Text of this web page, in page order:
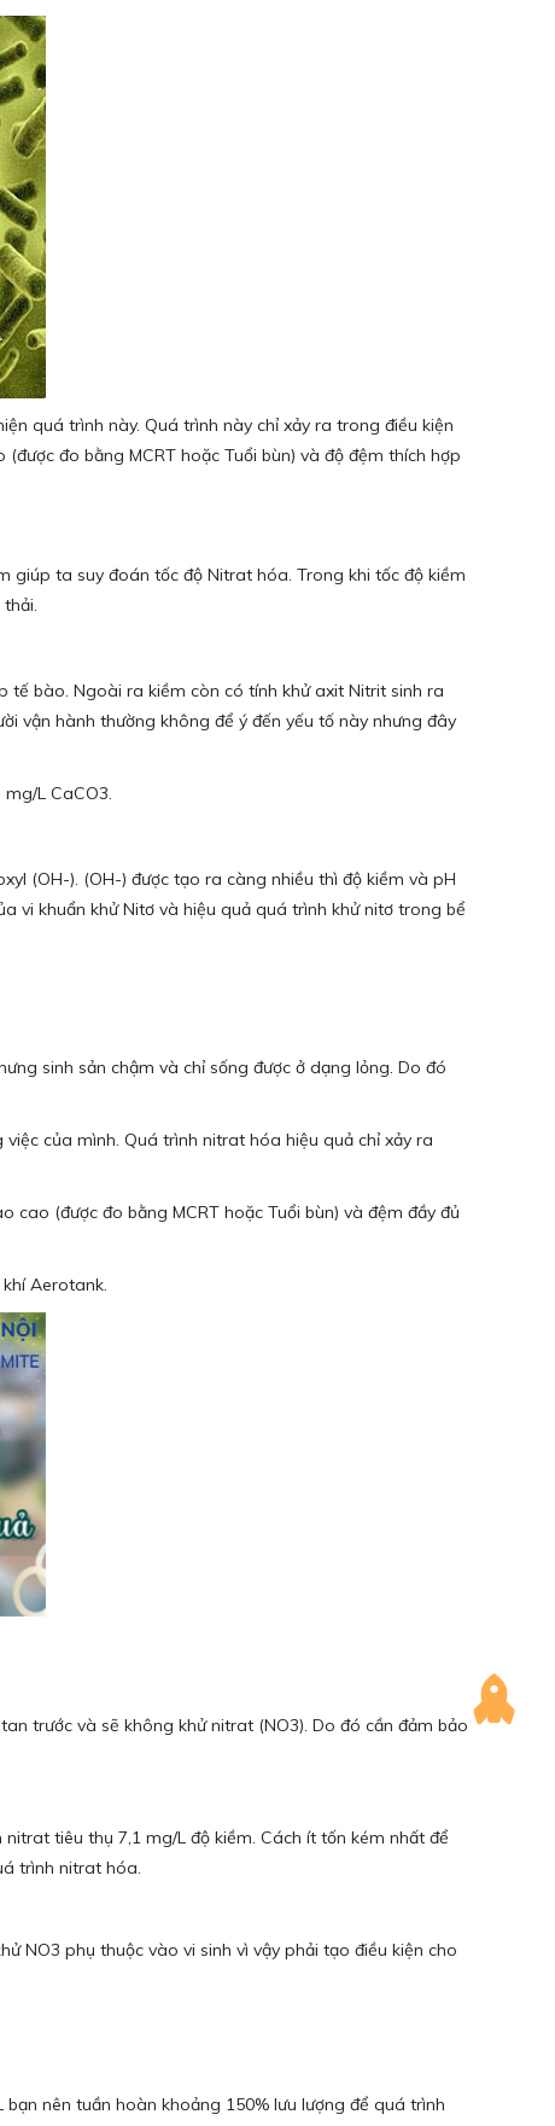
quá trình này. Quá trình này chỉ xảy ra trong điều kiện
đo bằng MCRT hoặc Tuổi bùn) và độ đệm thích hợp
giúp ta suy đoán tốc độ Nitrat hóa. Trong khi tốc độ kiềm
bào. Ngoài ra kiềm còn có tính khử axit Nitrit sinh ra
vận hành thường không để ý đến yếu tố này nhưng đây
L CaCO3.
(OH-). (OH-) được tạo ra càng nhiều thì độ kiềm và pH
vi khuẩn khử Nitơ và hiệu quả quá trình khử nitơ trong bể
sinh sản chậm và chỉ sống được ở dạng lỏng. Do đó
của mình. Quá trình nitrat hóa hiệu quả chỉ xảy ra
(được đo bằng MCRT hoặc Tuổi bùn) và đệm đầy đủ
Aerotank.
trước và sẽ không khử nitrat (NO3). Do đó cần đảm bảo
tiêu thụ 7,1 mg/L độ kiềm. Cách ít tốn kém nhất để
trình nitrat hóa.
NO3 phụ thuộc vào vi sinh vì vậy phải tạo điều kiện cho
nên tuần hoàn khoảng 150% lưu lượng để quá trình